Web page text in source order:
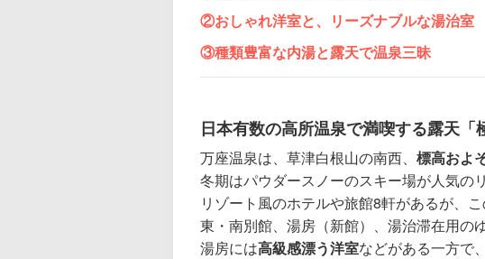
②おしゃれ洋室と、リーズナブルな湯治室
③種類豊富な内湯と露天で温泉三昧
日本有数の高所温泉で満喫する露天「
万座温泉は、草津白根山の南西、 標高およ
冬期はパウダースノーのスキー場が人気の
リゾート風のホテルや旅館8軒があるが、こ
東・南別館、湯房（新館）、湯治滞在用の
湯房には高級感漂う洋室などがある一方で、